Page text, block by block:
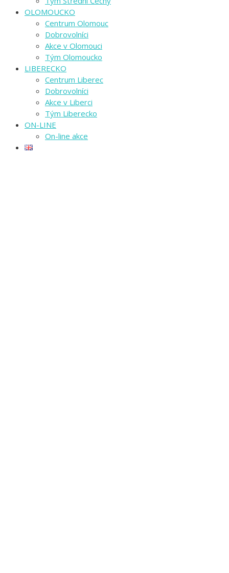
OLOMOUCKO
Centrum Olomouc
Dobrovolníci
Akce v Olomouci
Tým Olomoucko
LIBERECKO
Centrum Liberec
Dobrovolníci
Akce v Liberci
Tým Liberecko
ON-LINE
On-line akce